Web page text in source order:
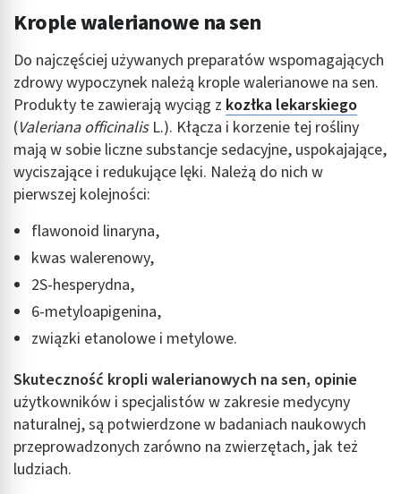
Krople walerianowe na sen
Do najczęściej używanych preparatów wspomagających
zdrowy wypoczynek należą krople walerianowe na sen.
Produkty te zawierają wyciąg z kozłka lekarskiego
(Valeriana officinalisL.). Kłącza i korzenie tej rośliny
mają w sobie liczne substancje sedacyjne, uspokajające,
wyciszające i redukujące lęki. Należą do nich w
pierwszej kolejności:
flawonoid linaryna,
kwas walerenowy,
2S-hesperydna,
6-metyloapigenina,
związki etanolowe i metylowe.
Skuteczność kropli walerianowych na sen, opinie
użytkowników i specjalistów w zakresie medycyny
naturalnej, są potwierdzone w badaniach naukowych
przeprowadzonych zarówno na zwierzętach, jak też
ludziach.